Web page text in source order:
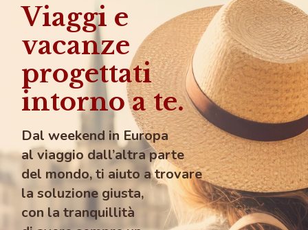
Viaggi e
vacanze
progettati
intorno a te.
Dal weekend in Europa
al viaggio dall’altra parte
del mondo, ti aiuto a trovare
la soluzione giusta,
con la tranquillità